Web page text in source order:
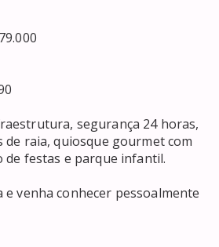
segurança 24 horas,
de raia, quiosque gourmet com
de festas e parque infantil.
e venha conhecer pessoalmente